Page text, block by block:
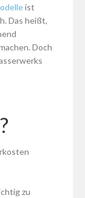
ist
Das heißt,
Doch
zu